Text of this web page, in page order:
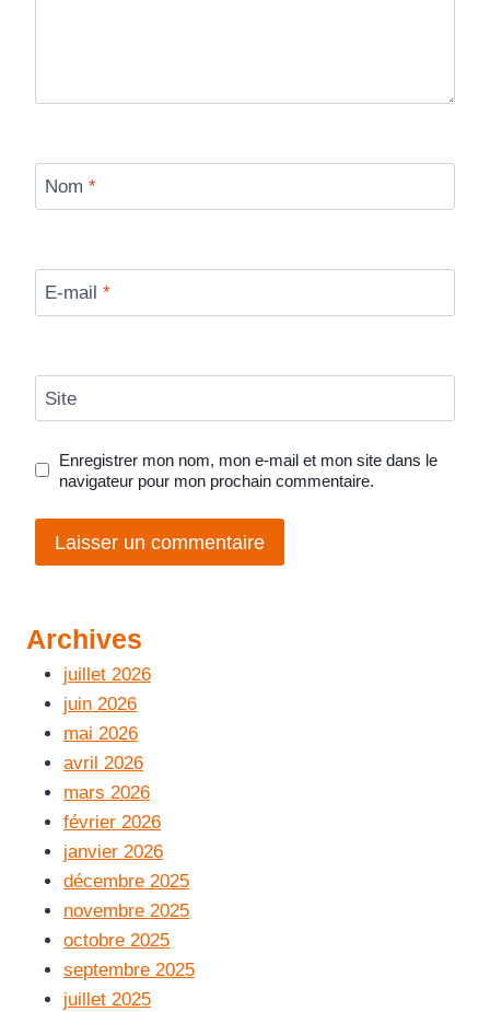
Nom *
E-mail *
Site
Enregistrer mon nom, mon e-mail et mon site dans le
navigateur pour mon prochain commentaire.
Archives
juillet 2026
juin 2026
mai 2026
avril 2026
mars 2026
février 2026
janvier 2026
décembre 2025
novembre 2025
octobre 2025
septembre 2025
juillet 2025